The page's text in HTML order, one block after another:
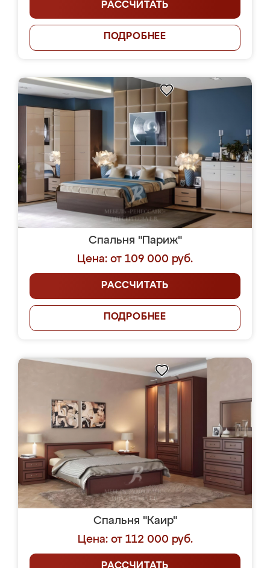
РАССЧИТАТЬ
ПОДРОБНЕЕ
Спальня "Париж"
Цена: от 109 000 руб.
РАССЧИТАТЬ
ПОДРОБНЕЕ
Спальня "Каир"
Цена: от 112 000 руб.